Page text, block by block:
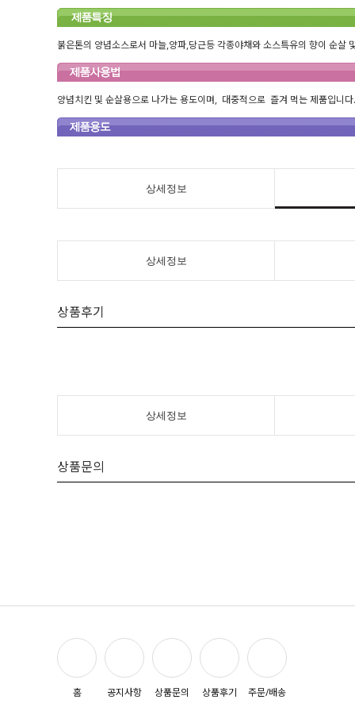
붉은톤의 양념소스로서 마늘,양파,당근등 각종야채와 소스특유의 향이 순
양념치킨 및 순살용으로 나가는 용도이며, 대중적으로 즐겨 먹는 제품입니다.
상세정보
상세정보
상품후기
상세정보
상품문의
홈 공지사항 상품문의 상품후기 주문/배송